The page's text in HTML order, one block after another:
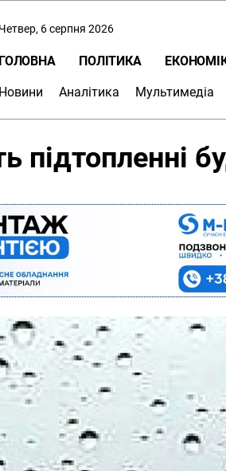
Четвер, 6 серпня 2026
ГОЛОВНА ПОЛІТИКА
Новини Аналітика Мультимедіа
підтопленні